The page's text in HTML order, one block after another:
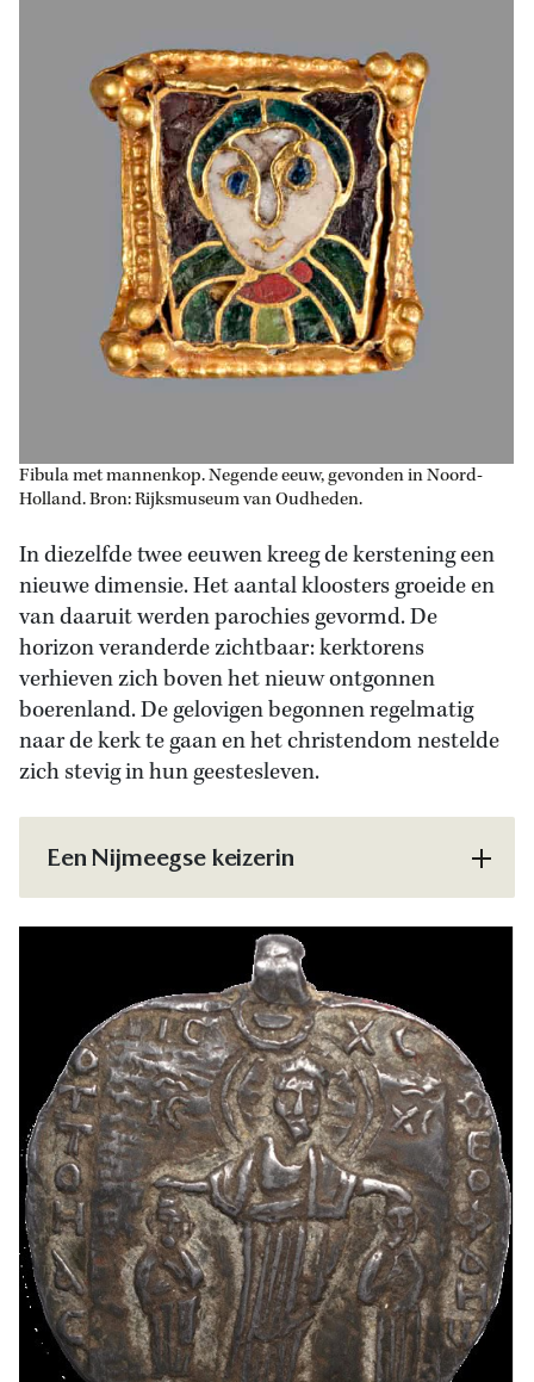
Fibula met mannenkop. Negende eeuw, gevonden in Noord-
Holland. Bron: Rijksmuseum van Oudheden.
In diezelfde twee eeuwen kreeg de kerstening een
nieuwe dimensie. Het aantal kloosters groeide en
van daaruit werden parochies gevormd. De
horizon veranderde zichtbaar: kerktorens
verhieven zich boven het nieuw ontgonnen
boerenland. De gelovigen begonnen regelmatig
naar de kerk te gaan en het christendom nestelde
zich stevig in hun geestesleven.
Een Nijmeegse keizerin